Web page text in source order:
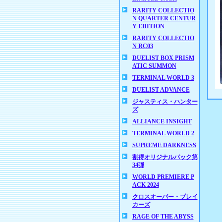
RARITY COLLECTIO
N QUARTER CENTUR
Y EDITION
RARITY COLLECTIO
N RC03
DUELIST BOX PRISM
ATIC SUMMON
TERMINAL WORLD 3
DUELIST ADVANCE
ジャスティス・ハンター
ズ
ALLIANCE INSIGHT
TERMINAL WORLD 2
SUPREME DARKNESS
割得オリジナルパック第
34弾
WORLD PREMIERE P
ACK 2024
クロスオーバー・ブレイ
カーズ
RAGE OF THE ABYSS